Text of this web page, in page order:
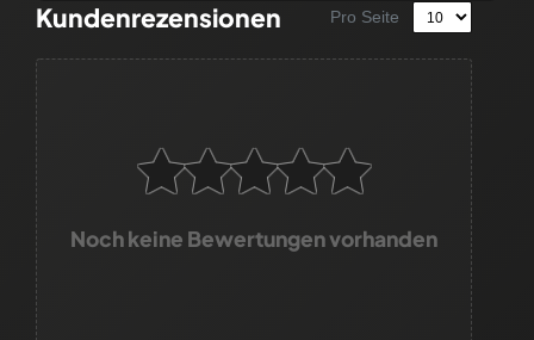
Kundenrezensionen Pro Seite
Noch keine Bewertungen vorhanden